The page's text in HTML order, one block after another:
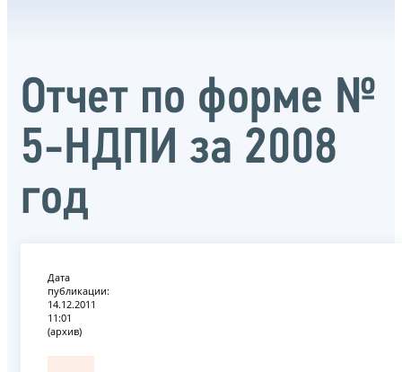
Отчет по форме №
5-НДПИ за 2008
год
Дата
публикации:
14.12.2011
11:01
(архив)